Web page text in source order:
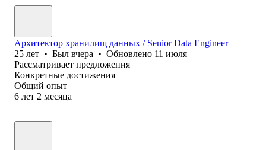
Архитектор хранилищ данных / Senior Data Engineer
25 лет • Был вчера • Обновлено 11 июля
Рассматривает предложения
Конкретные достижения
Общий опыт
6 лет 2 месяца